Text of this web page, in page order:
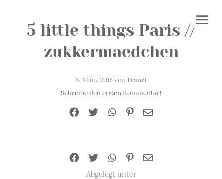
5 little things Paris //
zukkermaedchen
6. März 2015 vonFranzi
Schreibe den ersten Kommentar!
Abgelegt unter